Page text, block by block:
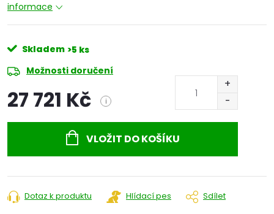
informace
Skladem >5 ks
Možnosti doručení
27 721 Kč i
VLOŽIT DO KOŠÍKU
Dotaz k produktu Hlídací pes Sdílet